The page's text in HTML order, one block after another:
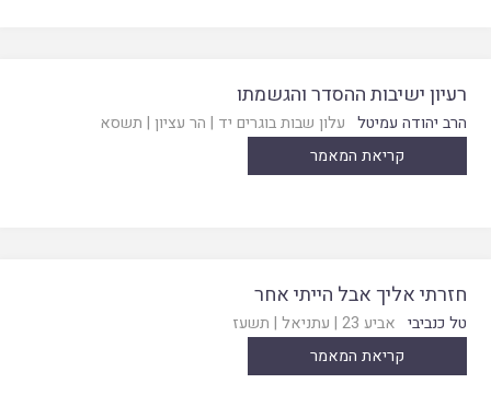
רעיון ישיבות ההסדר והגשמתו
הרב יהודה עמיטל עלון שבות בוגרים יד | הר עציון | תשסא
קריאת המאמר
חזרתי אליך אבל הייתי אחר
טל כנביבי אביע 23 | עתניאל | תשעז
קריאת המאמר